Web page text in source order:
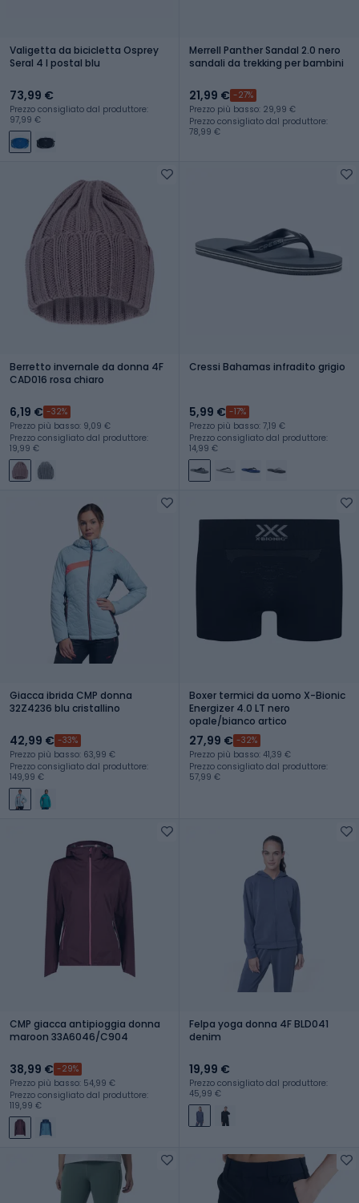
Valigetta da bicicletta Osprey
Seral 4 l postal blu
73,99 €
Prezzo consigliato dal produttore:
97,99 €
Merrell Panther Sandal 2.0 nero
sandali da trekking per bambini
21,99 € -27%
Prezzo più basso: 29,99 €
Prezzo consigliato dal produttore:
78,99 €
Berretto invernale da donna 4F
CAD016 rosa chiaro
6,19 € -32%
Prezzo più basso: 9,09 €
Prezzo consigliato dal produttore:
19,99 €
Cressi Bahamas infradito grigio
5,99 € -17%
Prezzo più basso: 7,19 €
Prezzo consigliato dal produttore:
14,99 €
Giacca ibrida CMP donna
32Z4236 blu cristallino
42,99 € -33%
Prezzo più basso: 63,99 €
Prezzo consigliato dal produttore:
149,99 €
Boxer termici da uomo X-Bionic
Energizer 4.0 LT nero
opale/bianco artico
27,99 € -32%
Prezzo più basso: 41,39 €
Prezzo consigliato dal produttore:
57,99 €
CMP giacca antipioggia donna
maroon 33A6046/C904
38,99 € -29%
Prezzo più basso: 54,99 €
Prezzo consigliato dal produttore:
119,99 €
Felpa yoga donna 4F BLD041
denim
19,99 €
Prezzo consigliato dal produttore:
45,99 €